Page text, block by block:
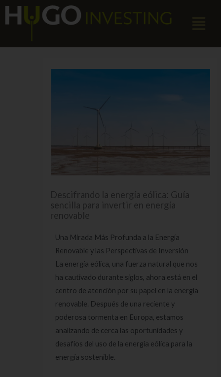
Descifrando la energía eólica: Guía
sencilla para invertir en energía
renovable
Una Mirada Más Profunda a la Energía
Renovable y las Perspectivas de Inversión
La energía eólica, una fuerza natural que nos
ha cautivado durante siglos, ahora está en el
centro de atención por su papel en la energía
renovable. Después de una reciente y
poderosa tormenta en Europa, estamos
analizando de cerca las oportunidades y
desafíos del uso de la energía eólica para la
energía sostenible.